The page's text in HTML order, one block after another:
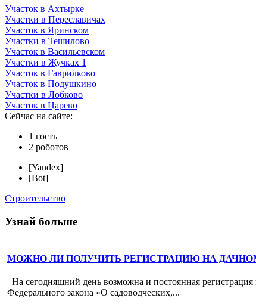
Участок в Ахтырке
Участки в Переславичах
Участок в Яринском
Участки в Тешилово
Участок в Васильевском
Участки в Жучках 1
Участок в Гаврилково
Участок в Подушкино
Участки в Лобково
Участок в Царево
Сейчас на сайте:
1 гость
2 роботов
[Yandex]
[Bot]
Строительство
Узнай больше
МОЖНО ЛИ ПОЛУЧИТЬ РЕГИСТРАЦИЮ НА
На сегодняшний день возможна и постоянная
Федерального закона «О садоводческих,...